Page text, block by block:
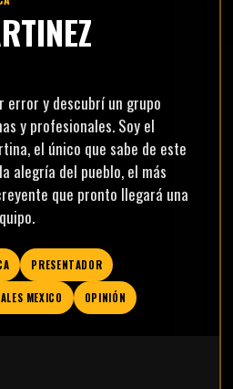
error y descubrí un grupo
y profesionales. Soy el
el único que sabe de este
alegría del pueblo, el más
que pronto llegará una
PRESENTADOR
MEXICO OPINIÓN